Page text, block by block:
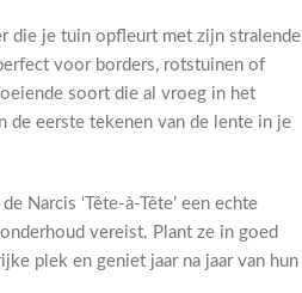
die je tuin opfleurt met zijn stralende
voor borders, rotstuinen of
soort die al vroeg in het
de eerste tekenen van de lente in je
Narcis ‘Tête-à-Tête’ een echte
vereist. Plant ze in goed
plek en geniet jaar na jaar van hun